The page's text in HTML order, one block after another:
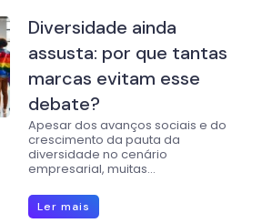
Diversidade ainda
assusta: por que tantas
marcas evitam esse
debate?
Apesar dos avanços sociais e do
crescimento da pauta da
diversidade no cenário
empresarial, muitas...
Ler mais